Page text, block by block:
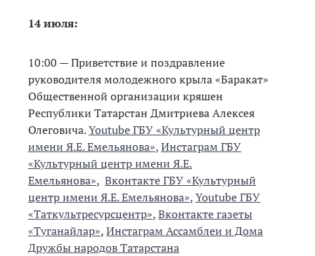
14 июля:
10:00 — Приветствие и поздравление
руководителя молодежного крыла «Баракат»
Общественной организации кряшен
Республики Татарстан Дмитриева Алексея
Олеговича.Youtube ГБУ «Культурный центр
имени Я.Е. Емельянова»,Инстаграм ГБУ
«Культурный центр имени Я.Е.
Емельянова», Вконтакте ГБУ «Культурный
центр имени Я.Е. Емельянова»,Youtube ГБУ
«Таткультресурсцентр»,Вконтакте газеты
«Туганайлар»,Инстаграм Ассамблеи и Дома
Дружбы народов Татарстана